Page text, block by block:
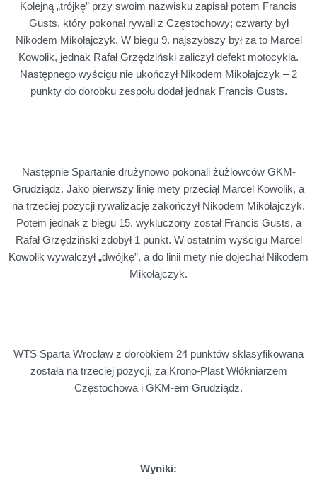
Kolejną „trójkę” przy swoim nazwisku zapisał potem Francis
Gusts, który pokonał rywali z Częstochowy; czwarty był
Nikodem Mikołajczyk. W biegu 9. najszybszy był za to Marcel
Kowolik, jednak Rafał Grzędziński zaliczył defekt motocykla.
Następnego wyścigu nie ukończył Nikodem Mikołajczyk – 2
punkty do dorobku zespołu dodał jednak Francis Gusts.
Następnie Spartanie drużynowo pokonali żużlowców GKM-
Grudziądz. Jako pierwszy linię mety przeciął Marcel Kowolik, a
na trzeciej pozycji rywalizację zakończył Nikodem Mikołajczyk.
Potem jednak z biegu 15. wykluczony został Francis Gusts, a
Rafał Grzędziński zdobył 1 punkt. W ostatnim wyścigu Marcel
Kowolik wywalczył „dwójkę”, a do linii mety nie dojechał Nikodem
Mikołajczyk.
WTS Sparta Wrocław z dorobkiem 24 punktów sklasyfikowana
została na trzeciej pozycji, za Krono-Plast Włókniarzem
Częstochowa i GKM-em Grudziądz.
Wyniki: